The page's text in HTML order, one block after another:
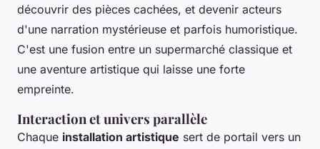
découvrir des pièces cachées, et devenir acteurs
d'une narration mystérieuse et parfois humoristique.
C'est une fusion entre un supermarché classique et
une aventure artistique qui laisse une forte
empreinte.
Interaction et univers parallèle
Chaque installation artistique sert de portail vers un